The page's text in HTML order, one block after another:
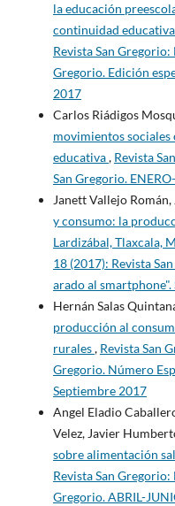
la educación
continuidad
Revista San Gregorio:
Gregorio. Edición
2017
Carlos Riádigos
movimientos
educativa, Revista
San Gregorio.
Janett Vallejo
y consumo: la
Lardizábal, Tlaxcala,
18 (2017): Revista
arado al
Hernán Salas
producción al
rurales, Revista San
Gregorio. Número
Septiembre 2017
Angel Eladio
Velez, Javier
sobre alimentación
Revista San Gregorio:
Gregorio. ABRIL-